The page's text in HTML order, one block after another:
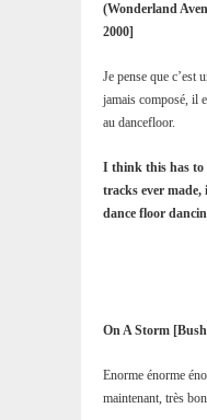
(Wonderland
2000]
Je pense que c’est
jamais composé, il
au dancefloor.
I think this has to
tracks ever made,
dance floor
On A Storm
Enorme énorme
maintenant, très